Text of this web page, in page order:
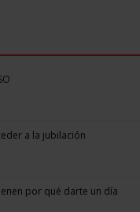
a la jubilación
por qué darte un día